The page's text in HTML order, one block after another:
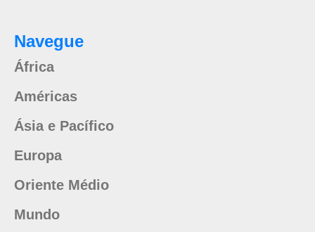
Navegue
África
Américas
Ásia e Pacífico
Europa
Oriente Médio
Mundo